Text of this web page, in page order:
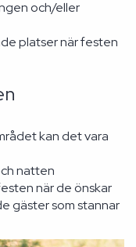
och/eller
platser när festen
kan det vara
natten
när de önskar
gäster som stannar